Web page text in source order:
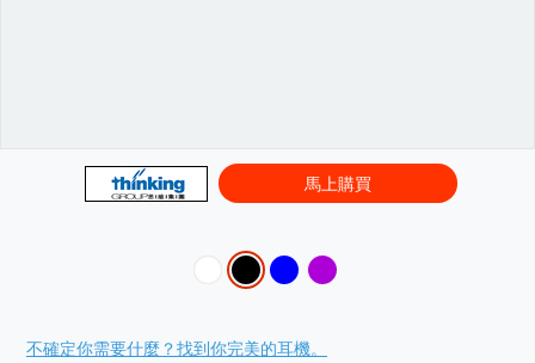
馬上購買
Promotions
不確定你需要什麼？找到你完美的耳機。